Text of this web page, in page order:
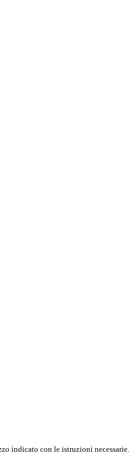
indicato con le istruzioni necessarie.